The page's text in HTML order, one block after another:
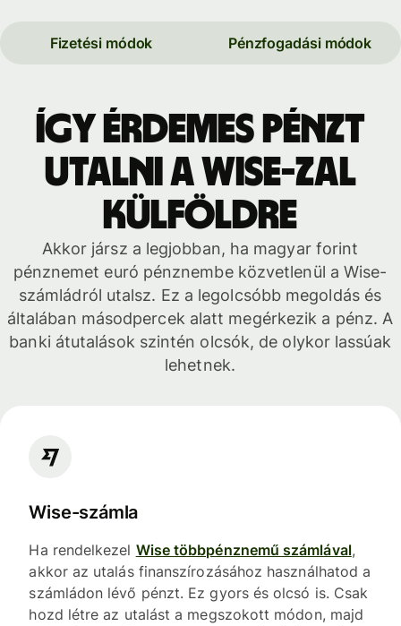
Fizetési módok Pénzfogadási módok
Így érdemes pénzt
utalni a Wise-zal
külföldre
Akkor jársz a legjobban, ha magyar forint
pénznemet euró pénznembe közvetlenül a Wise-
számládról utalsz. Ez a legolcsóbb megoldás és
általában másodpercek alatt megérkezik a pénz. A
banki átutalások szintén olcsók, de olykor lassúak
lehetnek.
Wise-számla
Ha rendelkezel Wise többpénznemű számlával,
akkor az utalás finanszírozásához használhatod a
számládon lévő pénzt. Ez gyors és olcsó is. Csak
hozd létre az utalást a megszokott módon, majd